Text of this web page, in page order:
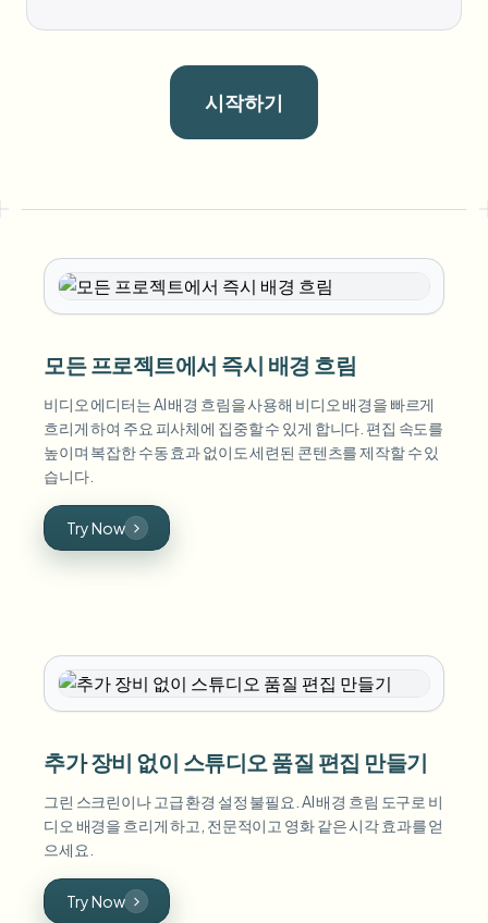
시작하기
모든 프로젝트에서 즉시 배경 흐림
비디오 에디터는 AI 배경 흐림을 사용해 비디오 배경을 빠르게
흐리게 하여 주요 피사체에 집중할 수 있게 합니다. 편집 속도를
높이며 복잡한 수동 효과 없이도 세련된 콘텐츠를 제작할 수 있
습니다.
Try Now
추가 장비 없이 스튜디오 품질 편집 만들기
그린 스크린이나 고급 환경 설정 불필요. AI 배경 흐림 도구로 비
디오 배경을 흐리게 하고, 전문적이고 영화 같은 시각 효과를 얻
으세요.
Try Now